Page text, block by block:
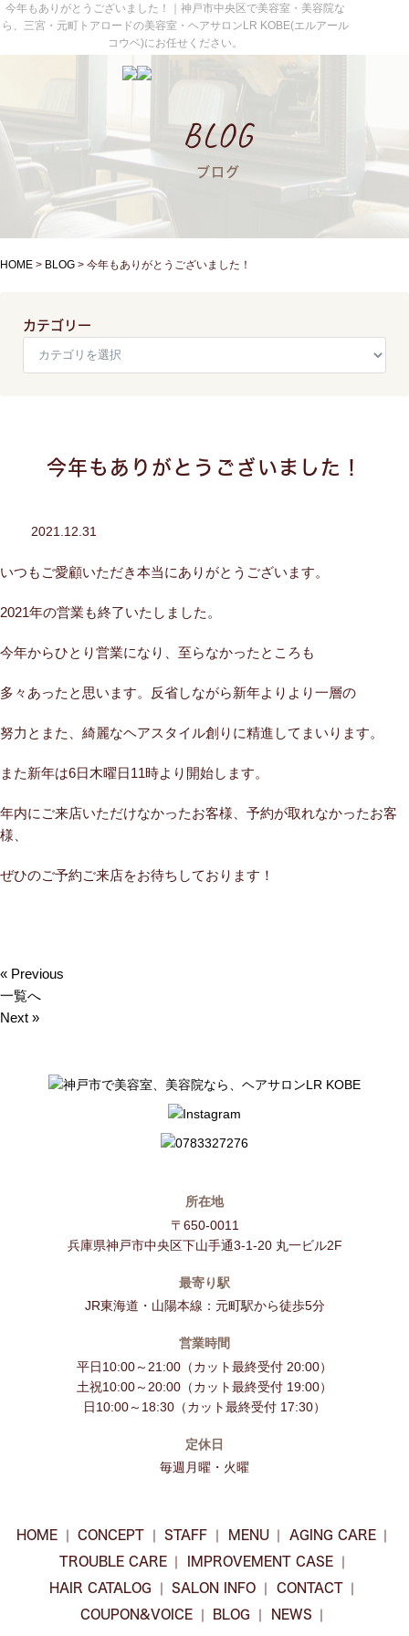
今年もありがとうございました！｜神戸市中央区で美容室・美容院な
ら、三宮・元町トアロードの美容室・ヘアサロンLR KOBE(エルアール
コウベ)にお任せください。
BLOG
ブログ
HOME > BLOG > 今年もありがとうございました！
カテゴリー
今年もありがとうございました！
2021.12.31
いつもご愛顧いただき本当にありがとうございます。
2021年の営業も終了いたしました。
今年からひとり営業になり、至らなかったところも
多々あったと思います。反省しながら新年よりより一層の
努力とまた、綺麗なヘアスタイル創りに精進してまいります。
また新年は6日木曜日11時より開始します。
年内にご来店いただけなかったお客様、予約が取れなかったお客
様、
ぜひのご予約ご来店をお待ちしております！
« Previous
一覧へ
Next »
所在地
〒650-0011
兵庫県神戸市中央区下山手通3-1-20 丸一ビル2F
最寄り駅
JR東海道・山陽本線：元町駅から徒歩5分
営業時間
平日10:00～21:00（カット最終受付 20:00）
土祝10:00～20:00（カット最終受付 19:00）
日10:00～18:30（カット最終受付 17:30）
定休日
毎週月曜・火曜
HOME CONCEPT STAFF MENU
AGING CARE
TROUBLE CARE
IMPROVEMENT CASE
HAIR CATALOG
SALON INFO
CONTACT
COUPON&VOICE
BLOG NEWS